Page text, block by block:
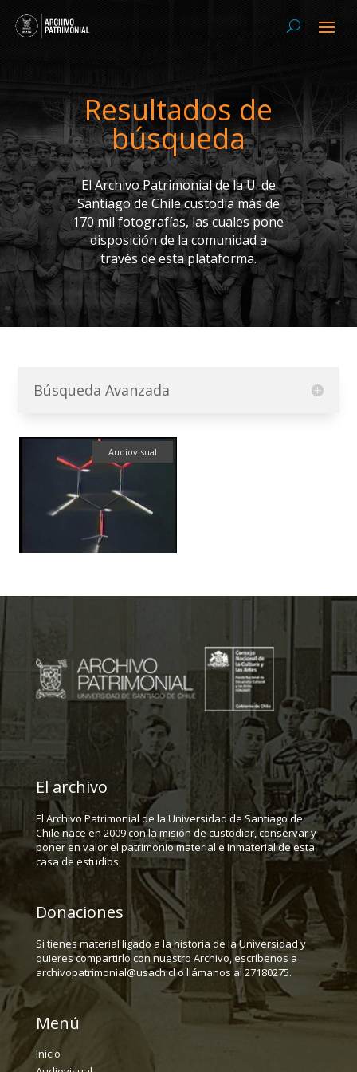
Resultados de
búsqueda
El Archivo Patrimonial de la U. de
Santiago de Chile custodia más de
170 mil fotografías, las cuales pone
disposición de la comunidad a
través de esta plataforma.
Búsqueda Avanzada
Audiovisual
El archivo
El Archivo Patrimonial de la Universidad de Santiago de
Chile nace en 2009 con la misión de custodiar, conservar y
poner en valor el patrimonio material e inmaterial de esta
casa de estudios.
Donaciones
Si tienes material ligado a la historia de la Universidad y
quieres compartirlo con nuestro Archivo, escríbenos a
archivopatrimonial@usach.cl o llámanos al 27180275.
Menú
Inicio